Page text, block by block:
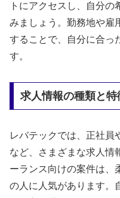
トにアクセスし、自分
みましょう。勤務地や雇
することで、自分に合っ
す。
求人情報の種類と特
レバテックでは、正社員
など、さまざまな求人情
ーランス向けの案件は、
の人に人気があります。